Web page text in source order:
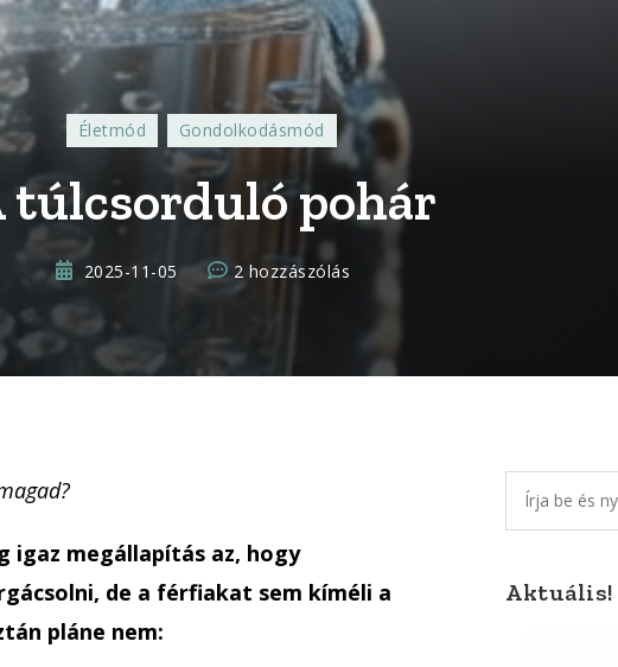
Életmód Gondolkodásmód
túlcsorduló pohár
2025-11-05 2 hozzászólás
pohár
című
igaz megállapítás az, hogy
de a férfiakat sem kíméli a
pláne nem:
Keresés:
Aktuális!